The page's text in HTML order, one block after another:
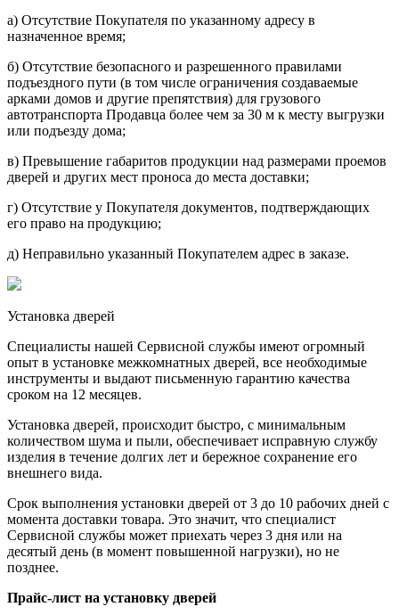
a) Отсутствие Покупателя по указанному адресу в
назначенное время;
б) Отсутствие безопасного и разрешенного правилами
подъездного пути (в том числе ограничения создаваемые
арками домов и другие препятствия) для грузового
автотранспорта Продавца более чем за 30 м к месту выгрузки
или подъезду дома;
в) Превышение габаритов продукции над размерами проемов
дверей и других мест проноса до места доставки;
г) Отсутствие у Покупателя документов, подтверждающих
его право на продукцию;
д) Неправильно указанный Покупателем адрес в заказе.
Установка дверей
Специалисты нашей Сервисной службы имеют огромный
опыт в установке межкомнатных дверей, все необходимые
инструменты и выдают письменную гарантию качества
сроком на 12 месяцев.
Установка дверей, происходит быстро, с минимальным
количеством шума и пыли, обеспечивает исправную службу
изделия в течение долгих лет и бережное сохранение его
внешнего вида.
Срок выполнения установки дверей от 3 до 10 рабочих дней с
момента доставки товара. Это значит, что специалист
Сервисной службы может приехать через 3 дня или на
десятый день (в момент повышенной нагрузки), но не
позднее.
Прайс-лист на установку дверей